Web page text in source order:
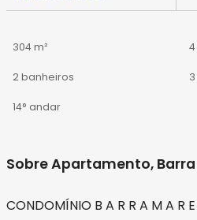
304 m²
2 banheiros
14° andar
Sobre Apartamento,
CONDOMÍNIO B A R R A M A